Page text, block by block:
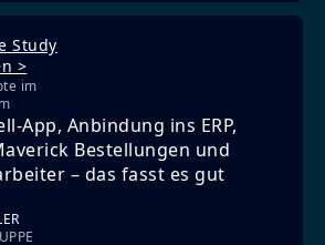
Study
>
im
App, Anbindung ins ERP,
Bestellungen und
– das fasst es gut